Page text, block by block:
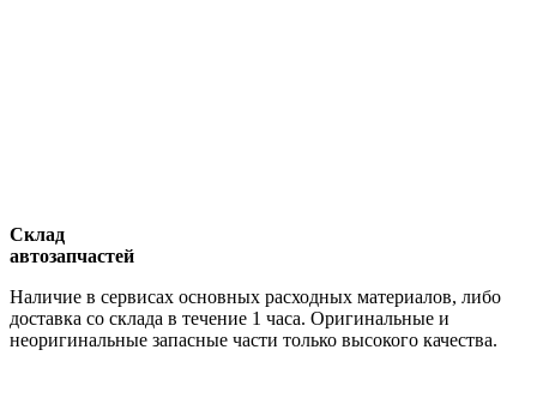
Склад
автозапчастей
Наличие в сервисах основных расходных материалов, либо
доставка со склада в течение 1 часа. Оригинальные и
неоригинальные запасные части только высокого качества.